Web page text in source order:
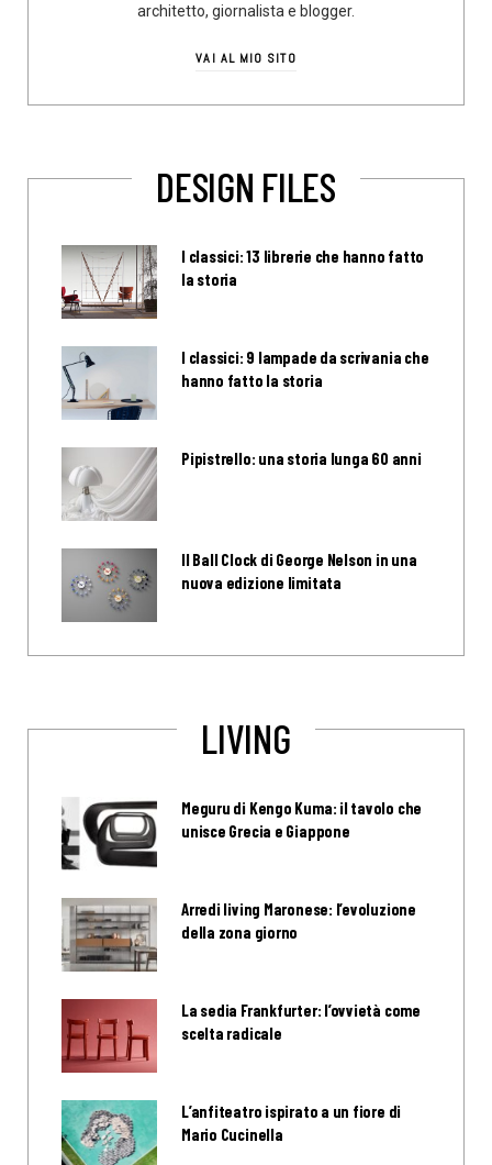
architetto, giornalista e blogger.
VAI AL MIO SITO
DESIGN FILES
I classici: 13 librerie che hanno fatto
la storia
I classici: 9 lampade da scrivania che
hanno fatto la storia
Pipistrello: una storia lunga 60 anni
Il Ball Clock di George Nelson in una
nuova edizione limitata
LIVING
Meguru di Kengo Kuma: il tavolo che
unisce Grecia e Giappone
Arredi living Maronese: l’evoluzione
della zona giorno
La sedia Frankfurter: l’ovvietà come
scelta radicale
L’anfiteatro ispirato a un fiore di
Mario Cucinella